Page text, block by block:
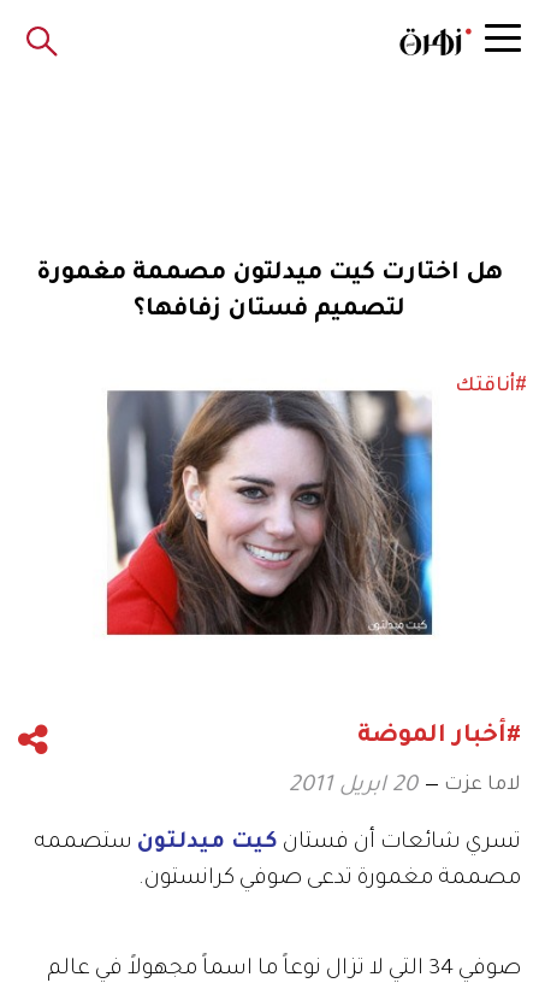
هل اختارت كيت ميدلتون مصممة مغمورة
لتصميم فستان زفافها؟
#أناقتك
#أخبار الموضة
لاما عزت 20 ابريل 2011
تسري شائعات أن فستان كيت ميدلتون ستصممه
مصممة مغمورة تدعى صوفي كرانستون.
صوفي 34 التي لا تزال نوعاً ما اسماً مجهولاً في عالم